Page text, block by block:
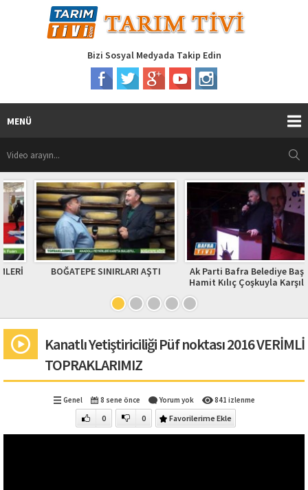
Bizi Sosyal Medyada Takip Edin
MENÜ
BOĞATEPE SINIRLARI AŞTI
Ak Parti Bafra Belediye Başkanı
Hamit Kılıç Çoşkuyla Karşılandı
Kanatlı Yetiştiriciliği Püf noktası 2016 VERİMLİ
TOPRAKLARIMIZ
Genel 8 sene önce Yorum yok 841 izlenme
0 0 Favorilerime Ekle